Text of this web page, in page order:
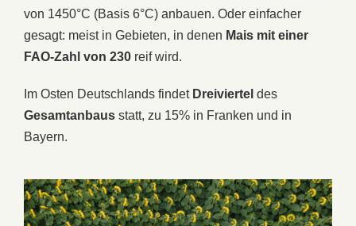
von 1450°C (Basis 6°C) anbauen. Oder einfacher
gesagt: meist in Gebieten, in denen Mais mit einer
FAO-Zahl von 230 reif wird.
Im Osten Deutschlands findet Dreiviertel des
Gesamtanbaus statt, zu 15% in Franken und in
Bayern.